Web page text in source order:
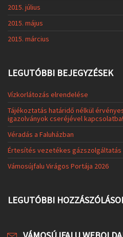
2015. július
2015. május
2015. március
LEGUTÓBBI BEJEGYZÉSEK
Vízkorlátozás elrendelése
Tájékoztatás határidő nélkül
igazolványok cseréjével kapcsolatba!
Véradás a Faluházban
Értesítés vezetékes
Vámosújfalu Virágos Portája 2026
LEGUTÓBBI